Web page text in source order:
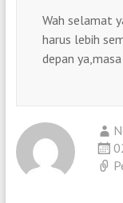
Wah selamat
harus lebih
depan